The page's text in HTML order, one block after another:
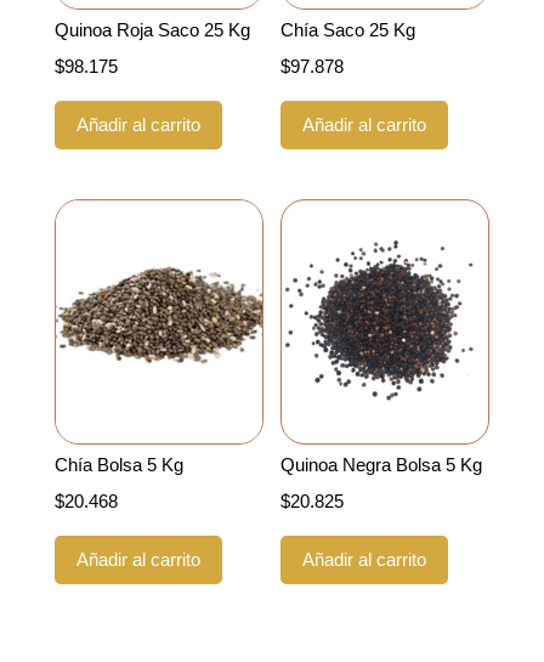
Quinoa Roja Saco 25 Kg
$98.175
Añadir al carrito
Chía Saco 25 Kg
$97.878
Añadir al carrito
Chía Bolsa 5 Kg
$20.468
Añadir al carrito
Quinoa Negra Bolsa 5 Kg
$20.825
Añadir al carrito